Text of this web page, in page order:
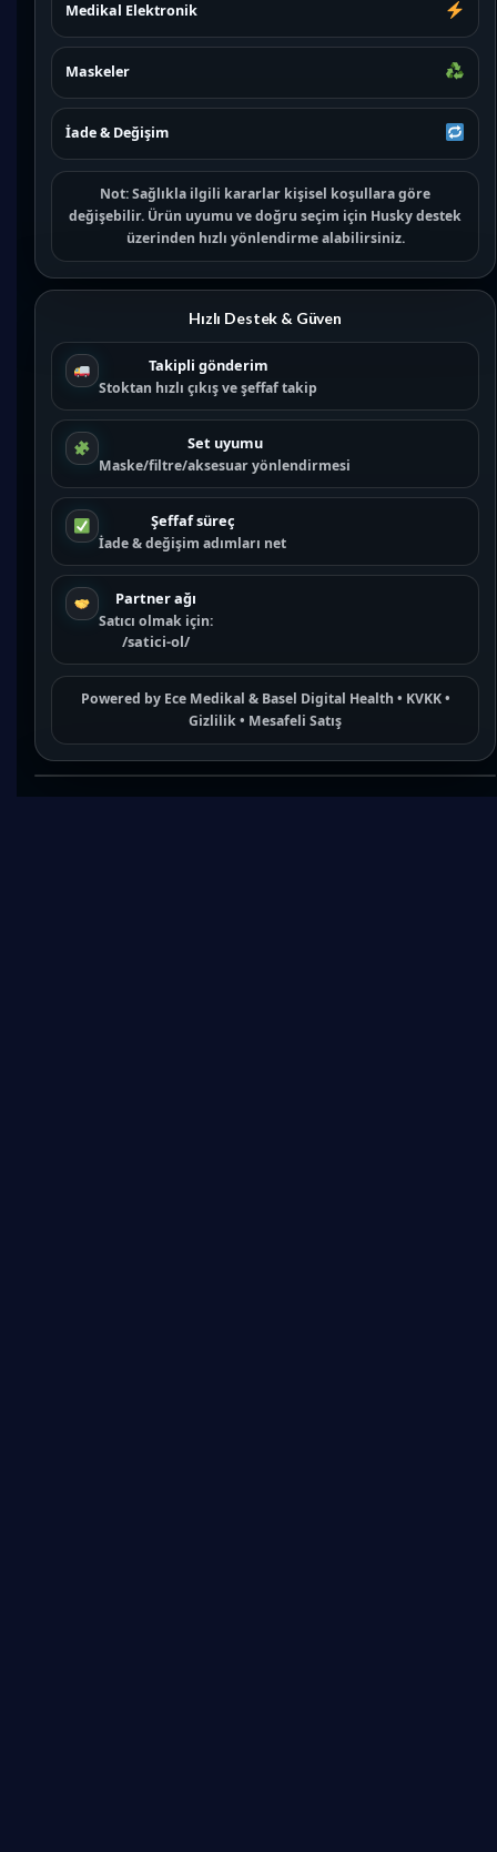
Medikal Elektronik
Maskeler
İade & Değişim
Not:Sağlıkla ilgili kararlar kişisel koşullara göre
değişebilir. Ürün uyumu ve doğru seçim için Husky destek
üzerinden hızlı yönlendirme alabilirsiniz.
Hızlı Destek & Güven
Takipli gönderim
Stoktan hızlı çıkış ve şeffaf takip
Set uyumu
Maske/filtre/aksesuar yönlendirmesi
Şeffaf süreç
İade & değişim adımları net
Partner ağı
Satıcı olmak için:
/satici-ol/
Powered by Ece Medikal & Basel Digital Health • KVKK•
Gizlilik• Mesafeli Satış